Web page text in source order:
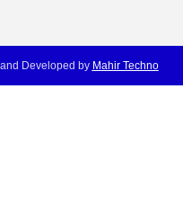
Developed by Mahir Techno